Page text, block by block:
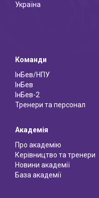
Україна
Команди
ІнБев/НПУ
ІнБев
ІнБев-2
Тренери та персонал
Академія
Про академію
Керівництво та тренери
Новини академії
База академії